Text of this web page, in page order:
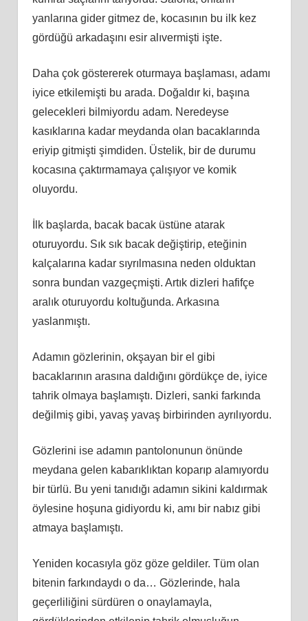
yanlarına gider gitmez de, kocasının bu ilk kez
gördüğü arkadaşını esir alıvermişti işte.
Daha çok göstererek oturmaya başlaması, adamı
iyice etkilemişti bu arada. Doğaldır ki, başına
gelecekleri bilmiyordu adam. Neredeyse
kasıklarına kadar meydanda olan bacaklarında
eriyip gitmişti şimdiden. Üstelik, bir de durumu
kocasına çaktırmamaya çalışıyor ve komik
oluyordu.
İlk başlarda, bacak bacak üstüne atarak
oturuyordu. Sık sık bacak değiştirip, eteğinin
kalçalarına kadar sıyrılmasına neden olduktan
sonra bundan vazgeçmişti. Artık dizleri hafifçe
aralık oturuyordu koltuğunda. Arkasına
yaslanmıştı.
Adamın gözlerinin, okşayan bir el gibi
bacaklarının arasına daldığını gördükçe de, iyice
tahrik olmaya başlamıştı. Dizleri, sanki farkında
değilmiş gibi, yavaş yavaş birbirinden ayrılıyordu.
Gözlerini ise adamın pantolonunun önünde
meydana gelen kabarıklıktan koparıp alamıyordu
bir türlü. Bu yeni tanıdığı adamın sikini kaldırmak
öylesine hoşuna gidiyordu ki, amı bir nabız gibi
atmaya başlamıştı.
Yeniden kocasıyla göz göze geldiler. Tüm olan
bitenin farkındaydı o da… Gözlerinde, hala
geçerliliğini sürdüren o onaylamayla,